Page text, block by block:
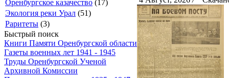
Оренбургское казачество (17)
Экология реки Урал (51)
Раритеты (3)
Быстрый поиск
Книги Памяти Оренбургской области
Газеты военных лет 1941 - 1945
Труды Оренбургской Ученой
Архивной Комиссии